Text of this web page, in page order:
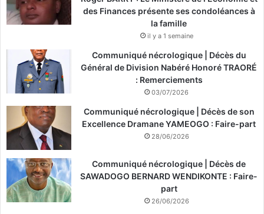
des Finances présente ses condoléances à
la famille
il y a 1 semaine
Communiqué nécrologique | Décès du
Général de Division Nabéré Honoré TRAORÉ
: Remerciements
03/07/2026
Communiqué nécrologique | Décès de son
Excellence Dramane YAMEOGO : Faire-part
28/06/2026
Communiqué nécrologique | Décès de
SAWADOGO BERNARD WENDIKONTE : Faire-
part
26/06/2026